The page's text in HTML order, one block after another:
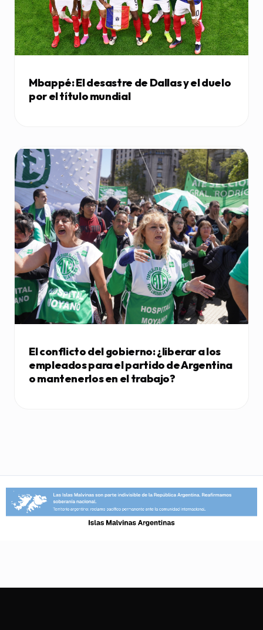
Mbappé: El desastre de Dallas y el duelo
por el título mundial
El conflicto del gobierno: ¿liberar a los
empleados para el partido de Argentina
o mantenerlos en el trabajo?